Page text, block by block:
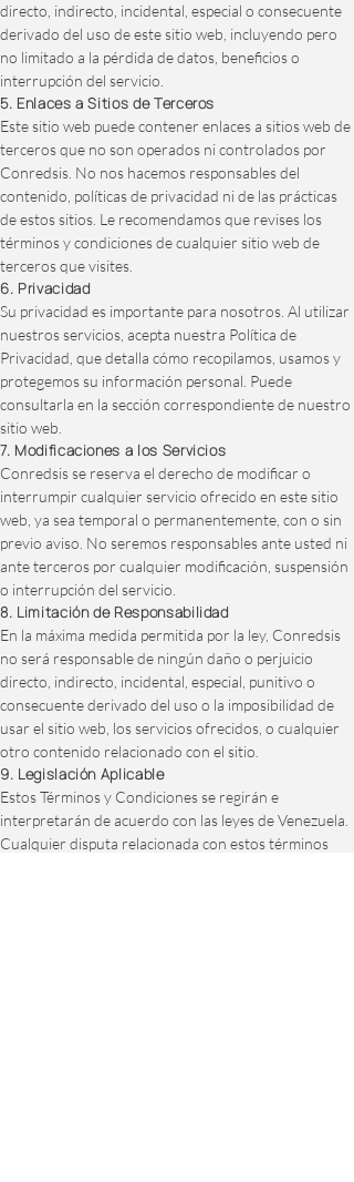
directo, indirecto, incidental, especial o consecuente
derivado del uso de este sitio web, incluyendo pero
no limitado a la pérdida de datos, beneficios o
interrupción del servicio.
5. Enlaces a Sitios de Terceros
Este sitio web puede contener enlaces a sitios web de
terceros que no son operados ni controlados por
Conredsis. No nos hacemos responsables del
contenido, políticas de privacidad ni de las prácticas
de estos sitios. Le recomendamos que revises los
términos y condiciones de cualquier sitio web de
terceros que visites.
6. Privacidad
Su privacidad es importante para nosotros. Al utilizar
nuestros servicios, acepta nuestra Política de
Privacidad, que detalla cómo recopilamos, usamos y
protegemos su información personal. Puede
consultarla en la sección correspondiente de nuestro
sitio web.
7. Modificaciones a los Servicios
Conredsis se reserva el derecho de modificar o
interrumpir cualquier servicio ofrecido en este sitio
web, ya sea temporal o permanentemente, con o sin
previo aviso. No seremos responsables ante usted ni
ante terceros por cualquier modificación, suspensión
o interrupción del servicio.
8. Limitación de Responsabilidad
En la máxima medida permitida por la ley, Conredsis
no será responsable de ningún daño o perjuicio
directo, indirecto, incidental, especial, punitivo o
consecuente derivado del uso o la imposibilidad de
usar el sitio web, los servicios ofrecidos, o cualquier
otro contenido relacionado con el sitio.
9. Legislación Aplicable
Estos Términos y Condiciones se regirán e
interpretarán de acuerdo con las leyes de Venezuela.
Cualquier disputa relacionada con estos términos